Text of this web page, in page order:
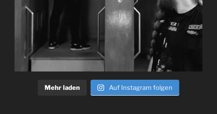
Mehr laden Auf Instagram folgen